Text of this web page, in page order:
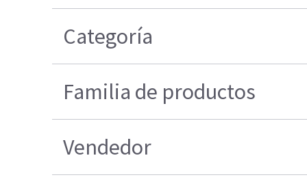
Categoría
Familia de productos
Vendedor